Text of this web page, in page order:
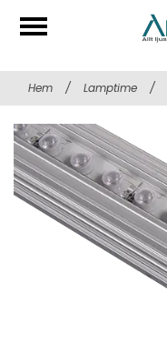
Hem / Lamptime /